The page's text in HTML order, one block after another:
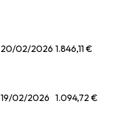
20/02/2026 1.846,11 €
19/02/2026 1.094,72 €